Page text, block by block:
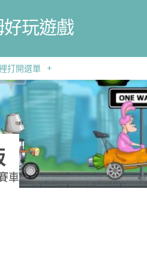
玩遊戲
打開選單 +
車